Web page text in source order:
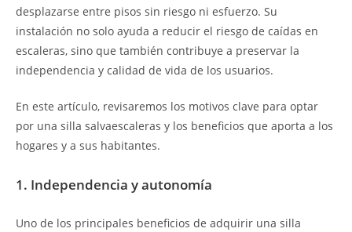
desplazarse entre pisos sin riesgo ni esfuerzo. Su
instalación no solo ayuda a reducir el riesgo de caídas en
escaleras, sino que también contribuye a preservar la
independencia y calidad de vida de los usuarios.
En este artículo, revisaremos los motivos clave para optar
por una silla salvaescaleras y los beneficios que aporta a los
hogares y a sus habitantes.
1. Independencia y autonomía
Uno de los principales beneficios de adquirir una silla